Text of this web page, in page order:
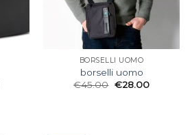
BORSELLI UOMO
borselli uomo
€45.00 €28.00